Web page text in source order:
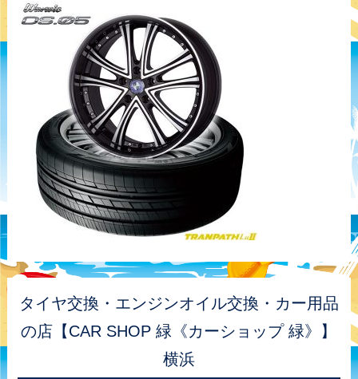
タイヤ交換・エンジンオイル交換・カー用品
の店【CAR SHOP 緑《カーショップ 緑》】
横浜